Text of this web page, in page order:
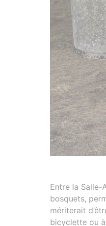
Entre la Salle-
bosquets,
mériterait
bicyclette ou